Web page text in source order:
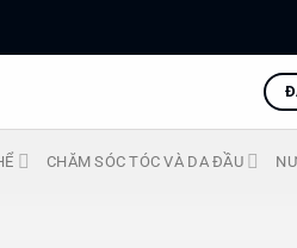
CHĂM SÓC TÓC VÀ DA ĐẦU